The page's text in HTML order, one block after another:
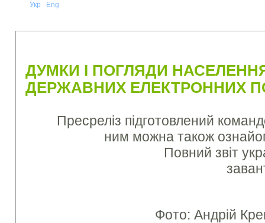
Укр Eng
ДУМКИ І ПОГЛЯДИ
ДЕРЖАВНИХ ЕЛЕКТРОННИХ
Пресреліз підготовлений
ним можна також
Повний звіт
Фото: Андрій